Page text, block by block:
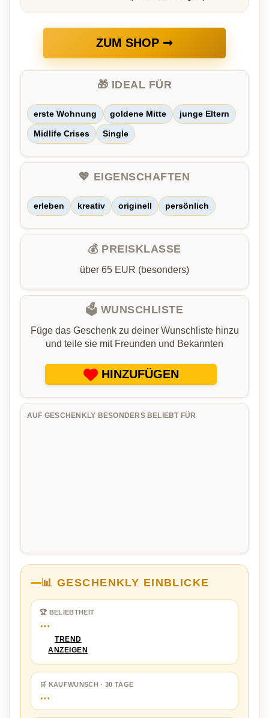
ZUM SHOP ➞
🎁 IDEAL FÜR
erste Wohnung goldene Mitte junge Eltern
Midlife Crises Single
💖 EIGENSCHAFTEN
erleben kreativ originell persönlich
💰 PREISKLASSE
über 65 EUR (besonders)
🗳️ WUNSCHLISTE
Füge das Geschenk zu deiner Wunschliste hinzu
und teile sie mit Freunden und Bekannten
HINZUFÜGEN
AUF GESCHENKLY BESONDERS BELIEBT FÜR
📊 GESCHENKLY EINBLICKE
🏆 BELIEBTHEIT
…
TREND
ANZEIGEN
🛒 KAUFWUNSCH · 30 TAGE
…